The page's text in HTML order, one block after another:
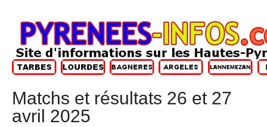
Matchs et résultats 26 et 27
avril 2025